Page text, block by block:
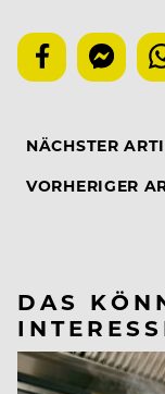
NÄCHSTER
VORHERIGER
DAS